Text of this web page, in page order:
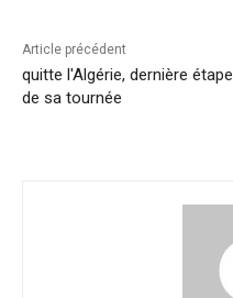
k
Article précédent
quitte l'Algérie, dernière étape
de sa tournée